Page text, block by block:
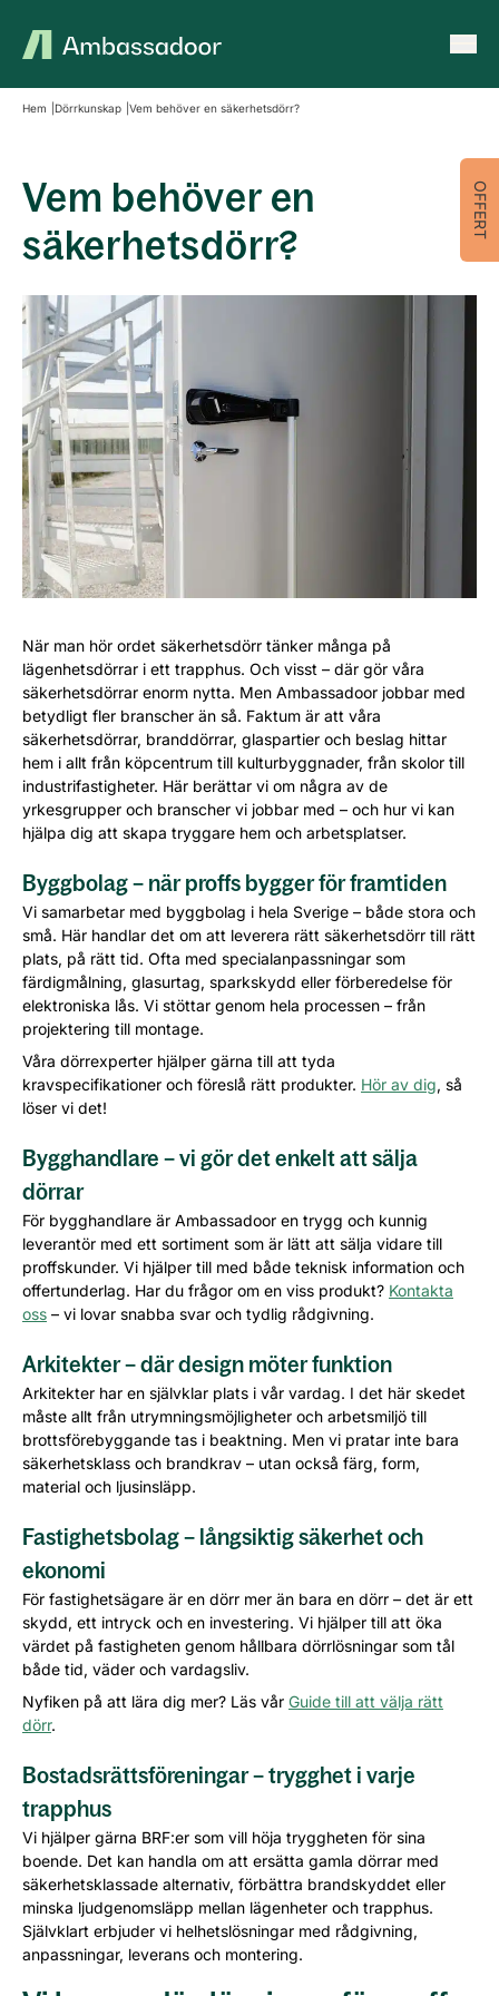
Ambassadoor
Hem Dörrkunskap Vem behöver en säkerhetsdörr?
Vem behöver en
säkerhetsdörr?
När man hör ordet säkerhetsdörr tänker många på
lägenhetsdörrar i ett trapphus. Och visst – där gör våra
säkerhetsdörrar enorm nytta. Men Ambassadoor jobbar med
betydligt fler branscher än så. Faktum är att våra
säkerhetsdörrar, branddörrar, glaspartier och beslag hittar
hem i allt från köpcentrum till kulturbyggnader, från skolor till
industrifastigheter. Här berättar vi om några av de
yrkesgrupper och branscher vi jobbar med – och hur vi kan
hjälpa dig att skapa tryggare hem och arbetsplatser.
Byggbolag – när proffs bygger för framtiden
Vi samarbetar med byggbolag i hela Sverige – både stora och
små. Här handlar det om att leverera rätt säkerhetsdörr till rätt
plats, på rätt tid. Ofta med specialanpassningar som
färdigmålning, glasurtag, sparkskydd eller förberedelse för
elektroniska lås. Vi stöttar genom hela processen – från
projektering till montage.
Våra dörrexperter hjälper gärna till att tyda
kravspecifikationer och föreslå rätt produkter. Hör av dig, så
löser vi det!
Bygghandlare – vi gör det enkelt att sälja
dörrar
För bygghandlare är Ambassadoor en trygg och kunnig
leverantör med ett sortiment som är lätt att sälja vidare till
proffskunder. Vi hjälper till med både teknisk information och
offertunderlag. Har du frågor om en viss produkt? Kontakta
oss – vi lovar snabba svar och tydlig rådgivning.
Arkitekter – där design möter funktion
Arkitekter har en självklar plats i vår vardag. I det här skedet
måste allt från utrymningsmöjligheter och arbetsmiljö till
brottsförebyggande tas i beaktning. Men vi pratar inte bara
säkerhetsklass och brandkrav – utan också färg, form,
material och ljusinsläpp.
Fastighetsbolag – långsiktig säkerhet och
ekonomi
För fastighetsägare är en dörr mer än bara en dörr – det är ett
skydd, ett intryck och en investering. Vi hjälper till att öka
värdet på fastigheten genom hållbara dörrlösningar som tål
både tid, väder och vardagsliv.
Nyfiken på att lära dig mer? Läs vår Guide till att välja rätt
dörr.
Bostadsrättsföreningar – trygghet i varje
trapphus
Vi hjälper gärna BRF:er som vill höja tryggheten för sina
boende. Det kan handla om att ersätta gamla dörrar med
säkerhetsklassade alternativ, förbättra brandskyddet eller
minska ljudgenomsläpp mellan lägenheter och trapphus.
Självklart erbjuder vi helhetslösningar med rådgivning,
anpassningar, leverans och montering.
OFFERT